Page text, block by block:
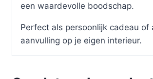
een waardevolle boodschap.
Perfect als persoonlijk cadeau of
aanvulling op je eigen interieur.